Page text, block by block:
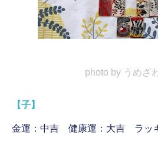
photo by うめざ
【子】
金運：中吉 健康運：大吉 ラッ